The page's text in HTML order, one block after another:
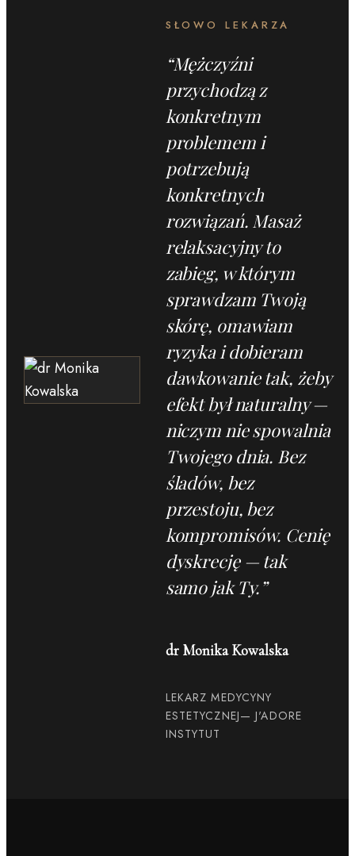
SŁOWO LEKARZA
“Mężczyźni
przychodzą z
konkretnym
problemem i
potrzebują
konkretnych
rozwiązań. Masaż
relaksacyjny to
zabieg, w którym
sprawdzam Twoją
skórę, omawiam
ryzyka i dobieram
dawkowanie tak, żeby
efekt był naturalny —
niczym nie spowalnia
Twojego dnia. Bez
śladów, bez
przestoju, bez
kompromisów. Cenię
dyskrecję — tak
samo jak Ty.”
dr Monika Kowalska
LEKARZ MEDYCYNY
ESTETYCZNEJ— J'ADORE
INSTYTUT